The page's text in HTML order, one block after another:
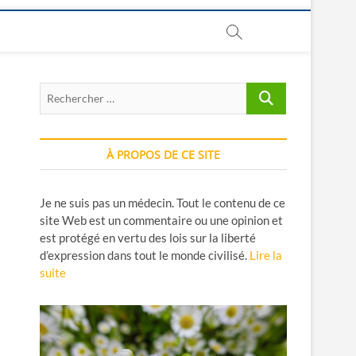
Rechercher
À PROPOS DE CE SITE
Je ne suis pas un médecin. Tout le contenu de ce
site Web est un commentaire ou une opinion et
est protégé en vertu des lois sur la liberté
d’expression dans tout le monde civilisé. Lire la
suite